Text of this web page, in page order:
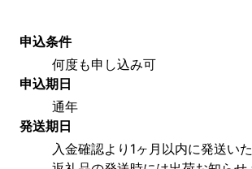
申込条件
何度も申し込み可
申込期日
通年
発送期日
入金確認より1ヶ月以内に発送いた